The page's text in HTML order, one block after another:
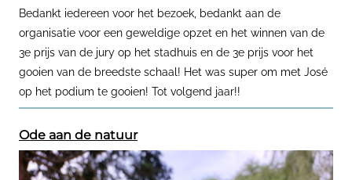
Bedankt iedereen voor het bezoek, bedankt aan de
organisatie voor een geweldige opzet en het winnen van de
3e prijs van de jury op het stadhuis en de 3e prijs voor het
gooien van de breedste schaal! Het was super om met José
op het podium te gooien! Tot volgend jaar!!
Ode aan de natuur